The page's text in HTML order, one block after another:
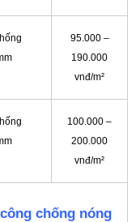
95.000 –
190.000
vnđ/m²
100.000 –
200.000
vnđ/m²
chống nóng